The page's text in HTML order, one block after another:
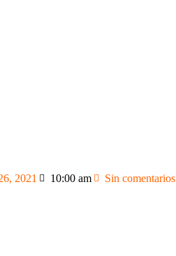
2021 10:00 am Sin comentarios